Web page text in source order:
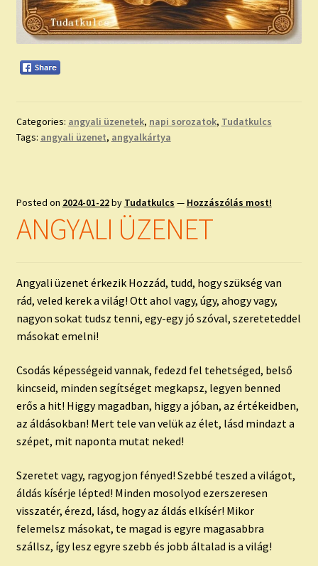
Categories: angyali üzenetek, napi sorozatok, Tudatkulcs
Tags: angyali üzenet, angyalkártya
Posted on 2024-01-22by Tudatkulcs — Hozzászólás most!
ANGYALI ÜZENET
Angyali üzenet érkezik Hozzád, tudd, hogy szükség van
rád, veled kerek a világ! Ott ahol vagy, úgy, ahogy vagy,
nagyon sokat tudsz tenni, egy-egy jó szóval, szereteteddel
másokat emelni!
Csodás képességeid vannak, fedezd fel tehetséged, belső
kincseid, minden segítséget megkapsz, legyen benned
erős a hit! Higgy magadban, higgy a jóban, az értékeidben,
az áldásokban! Mert tele van velük az élet, lásd mindazt a
szépet, mit naponta mutat neked!
Szeretet vagy, ragyogjon fényed! Szebbé teszed a világot,
áldás kísérje lépted! Minden mosolyod ezerszeresen
visszatér, érezd, lásd, hogy az áldás elkísér! Mikor
felemelsz másokat, te magad is egyre magasabbra
szállsz, így lesz egyre szebb és jobb általad is a világ!